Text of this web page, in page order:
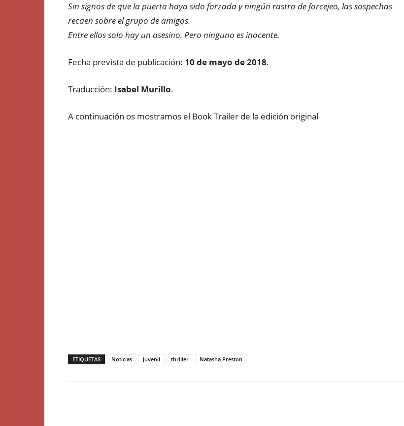
Sin signos de que la puerta haya sido forzada y ningún rastro de forcejeo, las sospechas
recaen sobre el grupo de amigos.
Entre ellos solo hay un asesino. Pero ninguno es inocente.
Fecha prevista de publicación: 10 de mayo de 2018.
Traducción: Isabel Murillo.
A continuación os mostramos el Book Trailer de la edición original
ETIQUETAS Noticias Juvenil thriller Natasha Preston